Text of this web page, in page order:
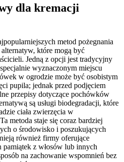
dla kremacji
metod pożegnania
które mogą być
Jedną z opcji jest tradycyjny
wyznaczonym miejscu
w ogrodzie może być osobistym
pupila; jednak przed podjęciem
przepisy dotyczące pochówków
są usługi biodegradacji, które
ciała zwierzęcia w
metoda staje się coraz bardziej
o środowisko i poszukujących
również firmy oferujące
z włosów lub innych
na zachowanie wspomnień bez